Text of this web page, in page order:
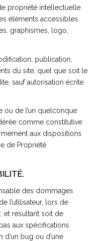
propriété intellectuelle
éléments accessibles
graphismes, logo,
publication,
du site, quel que soit le
sauf autorisation écrite
ou de l’un quelconque
comme constitutive
aux dispositions
de Propriété
des dommages
l’utilisateur, lors de
et résultant soit de
aux spécifications
d’un bug ou d’une